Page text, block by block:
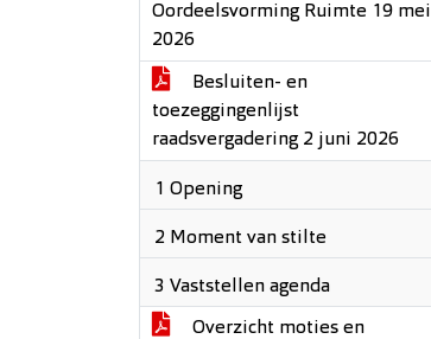
Oordeelsvorming Ruimte 19 mei
2026
Besluiten- en
toezeggingenlijst
raadsvergadering 2 juni 2026
1 Opening
2 Moment van stilte
3 Vaststellen agenda
Overzicht moties en